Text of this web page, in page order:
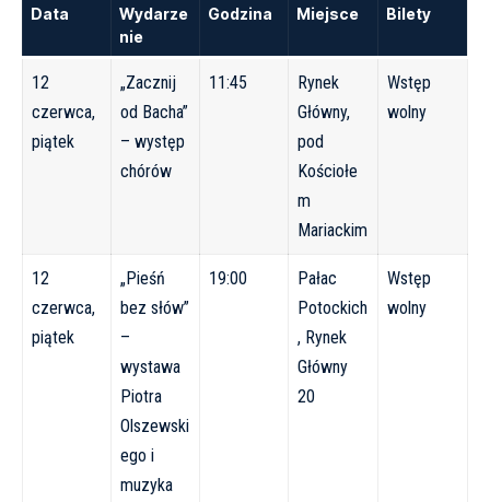
Data
Wydarze
nie
Godzina Miejsce Bilety
12
czerwca,
piątek
„Zacznij
od Bacha”
– występ
chórów
11:45
Rynek
Główny,
pod
Kościołe
m
Mariackim
Wstęp
wolny
12
czerwca,
piątek
„Pieśń
bez słów”
–
wystawa
Piotra
Olszewski
ego i
muzyka
19:00
Pałac
Potockich
, Rynek
Główny
20
Wstęp
wolny